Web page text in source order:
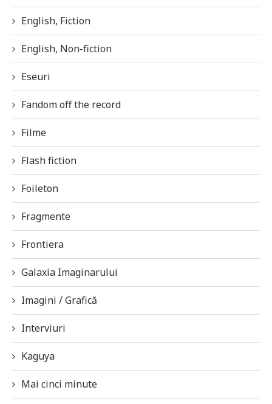
English, Fiction
English, Non-fiction
Eseuri
Fandom off the record
Filme
Flash fiction
Foileton
Fragmente
Frontiera
Galaxia Imaginarului
Imagini / Grafică
Interviuri
Kaguya
Mai cinci minute